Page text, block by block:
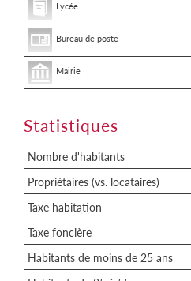
Lycée
Bureau de poste
Mairie
Statistiques
Nombre d'habitants
Propriétaires (vs. locataires)
Taxe habitation
Taxe foncière
Habitants de moins de 25 ans